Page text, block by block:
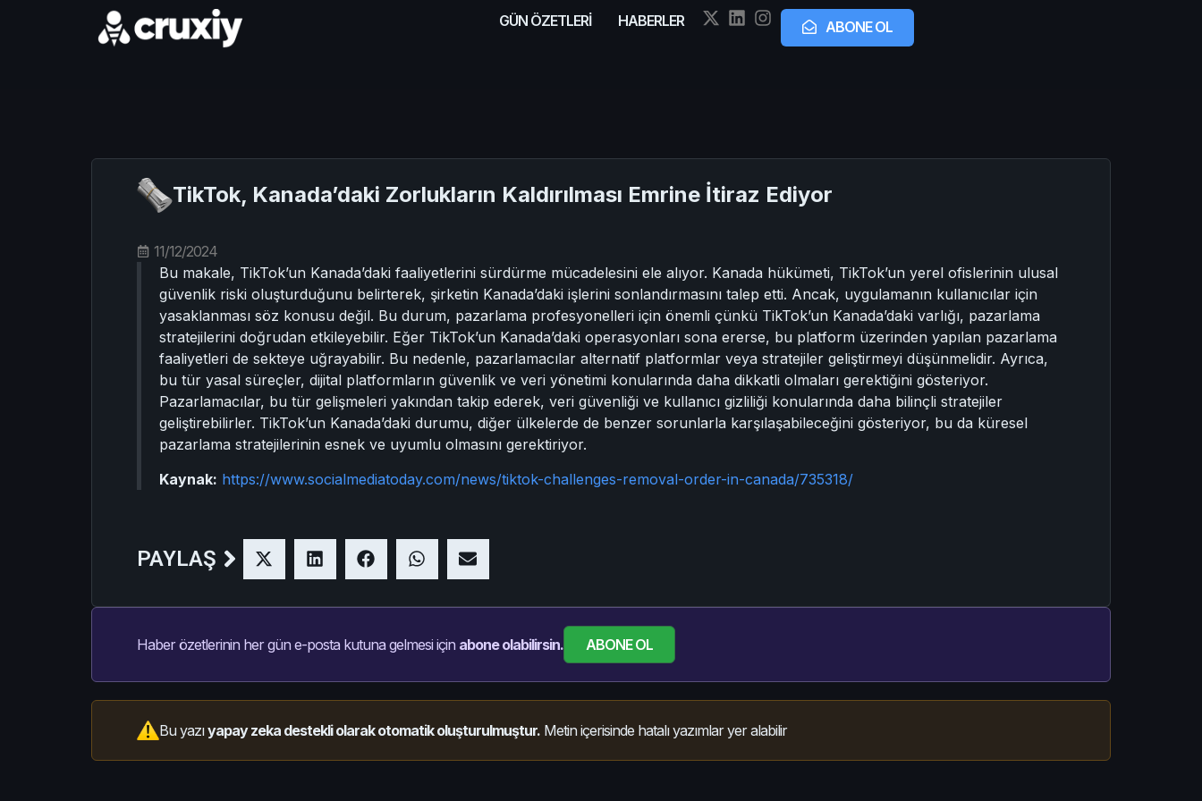
GÜN ÖZETLERİ HABERLER ABONE OL
TikTok, Kanada’daki Zorlukların Kaldırılması Emrine İtiraz Ediyor
11/12/2024
Bu makale, TikTok’un Kanada’daki faaliyetlerini sürdürme mücadelesini ele alıyor. Kanada hükümeti, TikTok’un yerel ofislerinin ulusal
güvenlik riski oluşturduğunu belirterek, şirketin Kanada’daki işlerini sonlandırmasını talep etti. Ancak, uygulamanın kullanıcılar için
yasaklanması söz konusu değil. Bu durum, pazarlama profesyonelleri için önemli çünkü TikTok’un Kanada’daki varlığı, pazarlama
stratejilerini doğrudan etkileyebilir. Eğer TikTok’un Kanada’daki operasyonları sona ererse, bu platform üzerinden yapılan pazarlama
faaliyetleri de sekteye uğrayabilir. Bu nedenle, pazarlamacılar alternatif platformlar veya stratejiler geliştirmeyi düşünmelidir. Ayrıca,
bu tür yasal süreçler, dijital platformların güvenlik ve veri yönetimi konularında daha dikkatli olmaları gerektiğini gösteriyor.
Pazarlamacılar, bu tür gelişmeleri yakından takip ederek, veri güvenliği ve kullanıcı gizliliği konularında daha bilinçli stratejiler
geliştirebilirler. TikTok’un Kanada’daki durumu, diğer ülkelerde de benzer sorunlarla karşılaşabileceğini gösteriyor, bu da küresel
pazarlama stratejilerinin esnek ve uyumlu olmasını gerektiriyor.
Kaynak: https://www.socialmediatoday.com/news/tiktok-challenges-removal-order-in-canada/735318/
PAYLAŞ
Haber özetlerinin her gün e-posta kutuna gelmesi için abone olabilirsin. ABONE OL
Bu yazıyapay zeka destekli olarak otomatik oluşturulmuştur. Metin içerisinde hatalı yazımlar yer alabilir